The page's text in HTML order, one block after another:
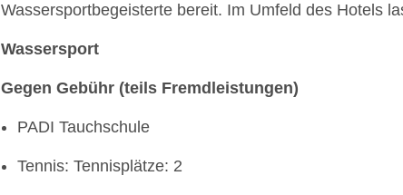
Wassersportbegeisterte bereit. Im Umfeld des Hotels
Wassersport
Gegen Gebühr (teils Fremdleistungen)
PADI Tauchschule
Tennis: Tennisplätze: 2